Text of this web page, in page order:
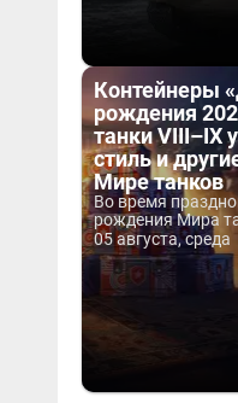
Контейнеры
рождения
танки VIII–IX
стиль и
Мире танков
Во время
рождения Мира
05 августа, среда